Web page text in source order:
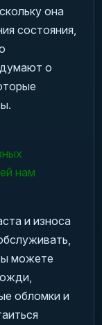
она
состояния,
о
нам
и износа
можете
обломки и